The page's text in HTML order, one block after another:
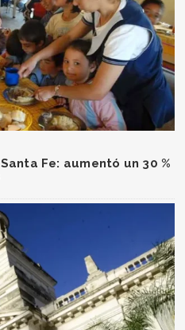
Fe: aumentó un 30 %